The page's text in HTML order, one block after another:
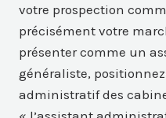
votre prospection
précisément votre
présenter comme un
généraliste,
administratif des